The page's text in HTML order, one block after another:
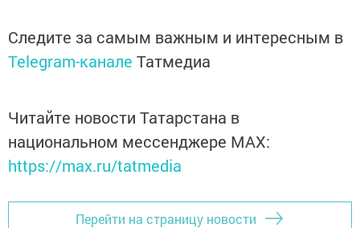
Следите за самым важным и интересным в
Telegram-канале Татмедиа
Читайте новости Татарстана в
национальном мессенджере MАХ:
https://max.ru/tatmedia
Перейти на страницу новости